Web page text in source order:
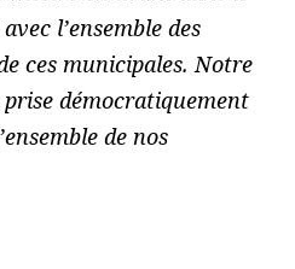
l’ensemble des
ces municipales. Notre
démocratiquement
de nos